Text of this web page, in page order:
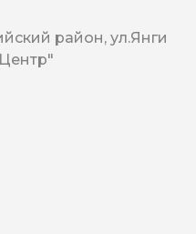
район, ул.Янги